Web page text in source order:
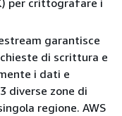
garantisce
di scrittura e
i dati e
diverse zone di
regione. AWS